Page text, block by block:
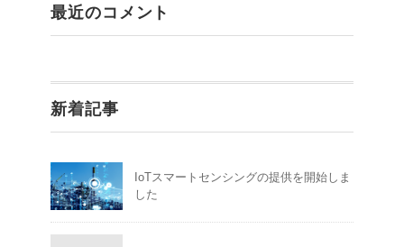
最近のコメント
新着記事
IoTスマートセンシングの提供を開始しま
した